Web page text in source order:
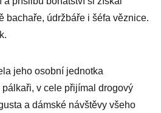
bachaře, údržbáře i šéfa věznice.
jeho osobní jednotka
v cele přijímal drogový
a dámské návštěvy všeho